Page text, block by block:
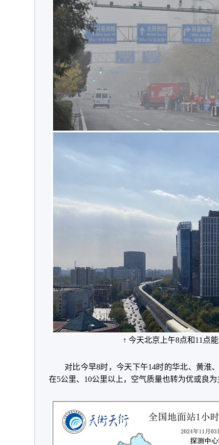
↑ 今天北京上午8点和11点
对比今早8时，今天下午14时的华北、黄淮
在5公里、10公里以上，空气质量也转为优或良为